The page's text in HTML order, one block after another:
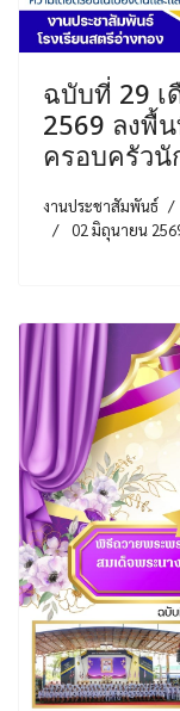
ฉบับที่ 29
2569 ลงพื้
ครอบครัวนั
งานประชาสัมพันธ์
02 มิถุนายน